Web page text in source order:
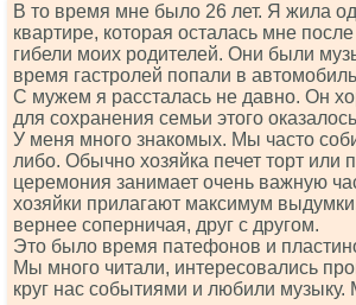
В то время мне было 26 лет. Я жила
квартире, которая осталась мне после
гибели моих родителей. Они были
время гастролей попали в
С мужем я рассталась не давно. Он
для сохранения семьи этого
У меня много знакомых. Мы часто
либо. Обычно хозяйка печет торт или
церемония занимает очень важную
хозяйки прилагают максимум
вернее соперничая, друг с другом.
Это было время патефонов и
Мы много читали, интересовались
круг нас событиями и любили музыку.